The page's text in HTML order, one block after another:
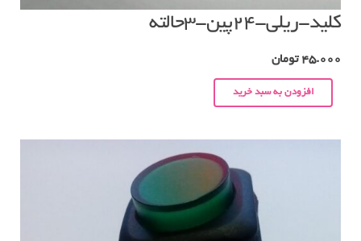
کلید-ریلی-۲۴پین-۳حالته
45.000 تومان
افزودن به سبد خرید